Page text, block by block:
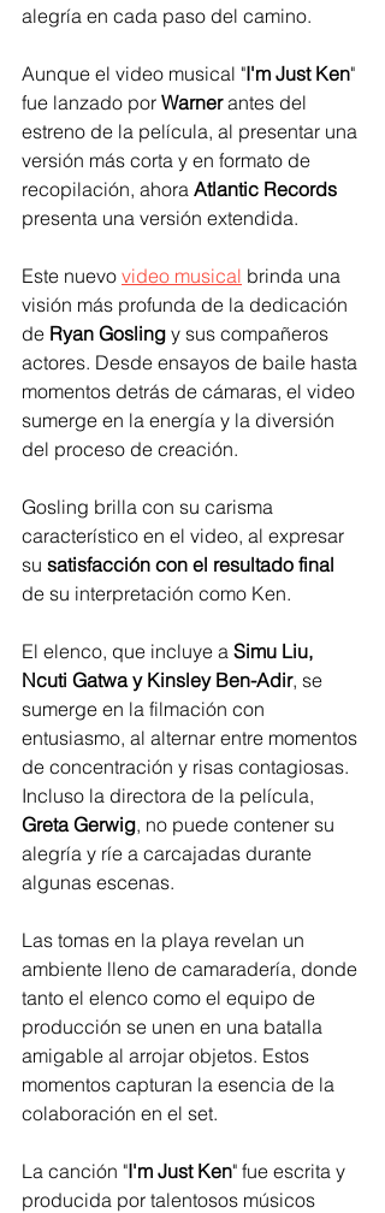
alegría en cada paso del camino.
Aunque el video musical "I'm Just Ken"
fue lanzado por Warner antes del
estreno de la película, al presentar una
versión más corta y en formato de
recopilación, ahora Atlantic Records
presenta una versión extendida.
Este nuevo video musical brinda una
visión más profunda de la dedicación
de Ryan Gosling y sus compañeros
actores. Desde ensayos de baile hasta
momentos detrás de cámaras, el video
sumerge en la energía y la diversión
del proceso de creación.
Gosling brilla con su carisma
característico en el video, al expresar
su satisfacción con el resultado final
de su interpretación como Ken.
El elenco, que incluye a Simu Liu,
Ncuti Gatwa y Kinsley Ben-Adir, se
sumerge en la filmación con
entusiasmo, al alternar entre momentos
de concentración y risas contagiosas.
Incluso la directora de la película,
Greta Gerwig, no puede contener su
alegría y ríe a carcajadas durante
algunas escenas.
Las tomas en la playa revelan un
ambiente lleno de camaradería, donde
tanto el elenco como el equipo de
producción se unen en una batalla
amigable al arrojar objetos. Estos
momentos capturan la esencia de la
colaboración en el set.
La canción "I'm Just Ken" fue escrita y
producida por talentosos músicos